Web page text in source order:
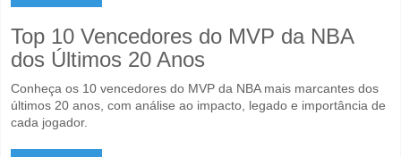
Top 10 Vencedores do MVP da NBA
dos Últimos 20 Anos
Conheça os 10 vencedores do MVP da NBA mais marcantes dos
últimos 20 anos, com análise ao impacto, legado e importância de
cada jogador.